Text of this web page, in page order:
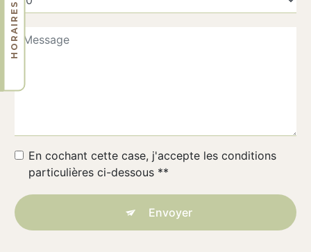
En cochant cette case, j'accepte les conditions
particulières ci-dessous **
Envoyer
HORAIRES